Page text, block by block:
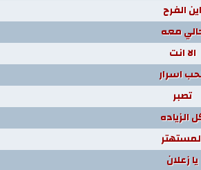
اين الفرح
معه
الا انت
اسرار
تصبر
الزياده
يا زعلان